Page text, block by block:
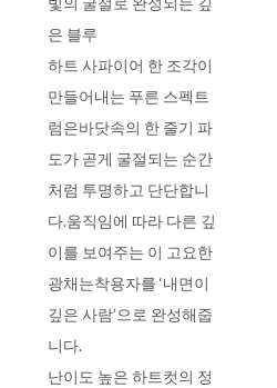
은 블루
하트 사파이어 한 조각이
만들어내는 푸른 스펙트
럼은바닷속의 한 줄기 파
도가 곧게 굴절되는 순간
처럼 투명하고 단단합니
다.움직임에 따라 다른 깊
이를 보여주는 이 고요한
광채는착용자를 ‘내면이
깊은 사람’으로 완성해줍
니다.
난이도 높은 하트컷의 정